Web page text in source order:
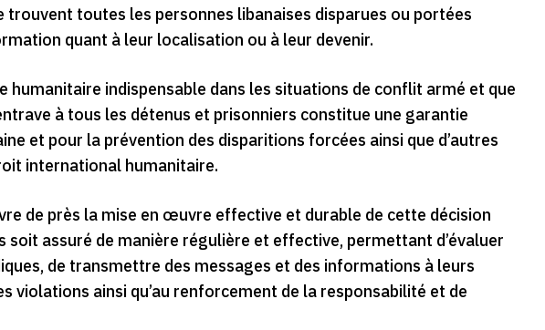
toutes les personnes libanaises disparues ou portées
quant à leur localisation ou à leur devenir.
humanitaire indispensable dans les situations de conflit armé et que
à tous les détenus et prisonniers constitue une garantie
et pour la prévention des disparitions forcées ainsi que d’autres
international humanitaire.
de près la mise en œuvre effective et durable de cette décision
soit assuré de manière régulière et effective, permettant d’évaluer
de transmettre des messages et des informations à leurs
violations ainsi qu’au renforcement de la responsabilité et de